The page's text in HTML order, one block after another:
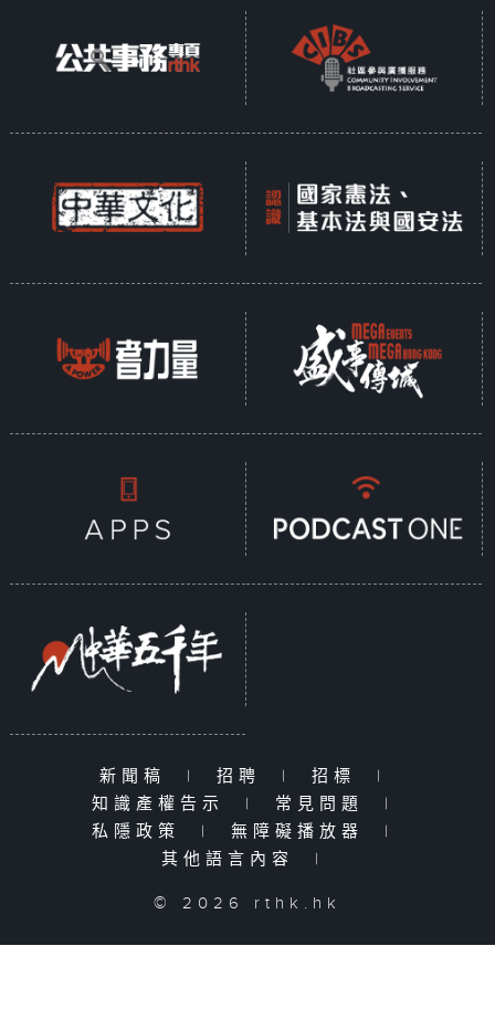
新聞稿 | 招聘 | 招標
|
知識產權告示
| 常見問題
|
私隱政策
| 無障礙播放器
|
其他語言內容
|
© 2026 rthk.hk